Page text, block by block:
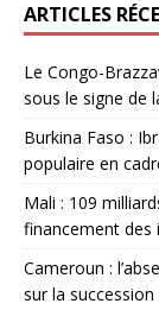
ARTICLES
Le Congo-
sous le signe de
Burkina Faso :
populaire en
Mali : 109
financement des
Cameroun :
sur la